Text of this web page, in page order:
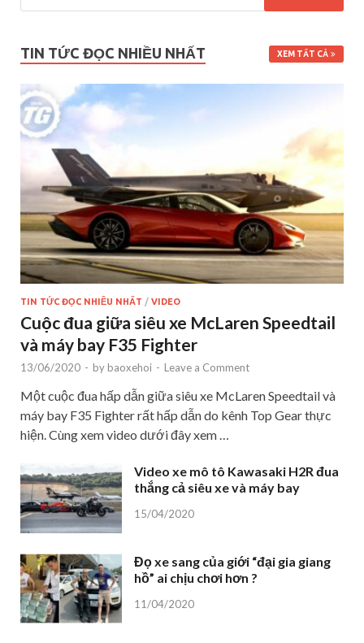
TIN TỨC ĐỌC NHIỀU NHẤT XEM TẤT CẢ
TIN TỨC ĐỌC NHIỀU NHẤT / VIDEO
Cuộc đua giữa siêu xe McLaren Speedtail
và máy bay F35 Fighter
13/06/2020 - by baoxehoi - Leave a Comment
Một cuộc đua hấp dẫn giữa siêu xe McLaren Speedtail và
máy bay F35 Fighter rất hấp dẫn do kênh Top Gear thực
hiện. Cùng xem video dưới đây xem …
Video xe mô tô Kawasaki H2R đua
thắng cả siêu xe và máy bay
15/04/2020
Đọ xe sang của giới “đại gia giang
hồ” ai chịu chơi hơn ?
11/04/2020